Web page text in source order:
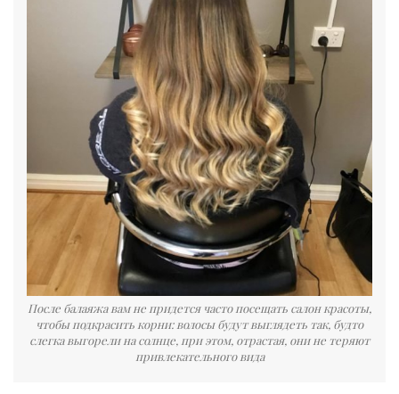
После балаяжа вам не придется часто посещать салон красоты,
чтобы подкрасить корни: волосы будут выглядеть так, будто
слегка выгорели на солнце, при этом, отрастая, они не теряют
привлекательного вида